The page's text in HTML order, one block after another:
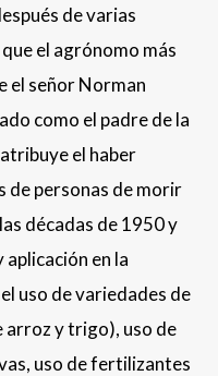
de varias
el agrónomo más
el señor Norman
como el padre de la
el haber
de personas de morir
décadas de 1950 y
en la
uso de variedades de
arroz y trigo), uso de
uso de fertilizantes